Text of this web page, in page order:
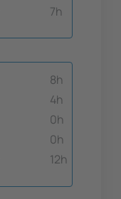
7h
8h
4h
0h
0h
12h